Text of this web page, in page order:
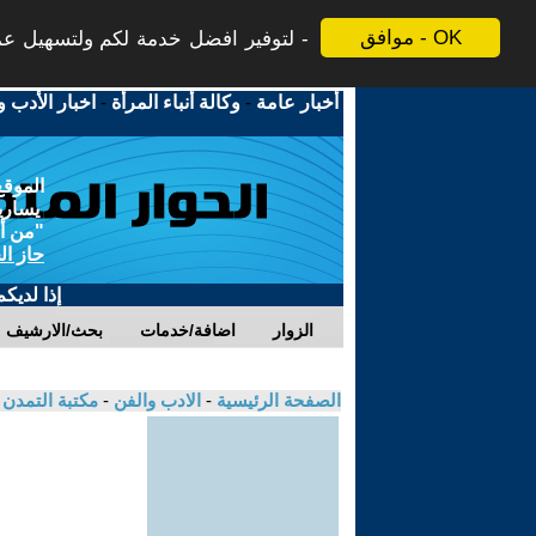
موافق - OK لتوفير افضل خدمة لكم ولتسهيل
أخبار عامة -وكالة أنباء المرأة - اخبار الأدب
"من
حاز
إذا
بحث/الارشيف اضافة/خدمات الزوار
الصفحة الرئيسية - الادب والفن - مكتبة